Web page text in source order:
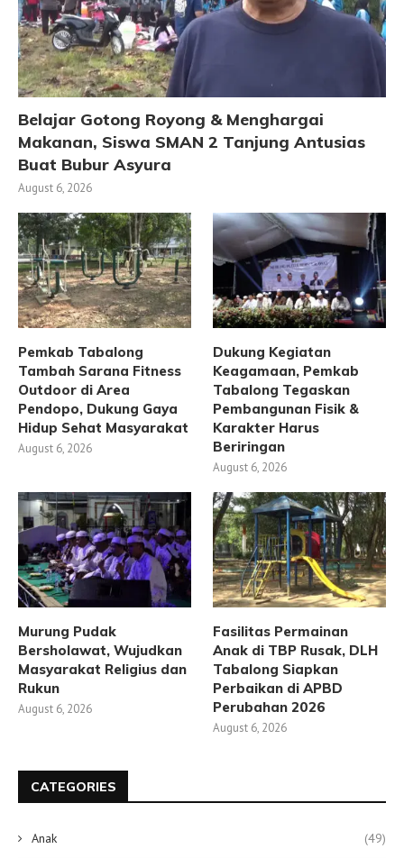
Belajar Gotong Royong & Menghargai
Makanan, Siswa SMAN 2 Tanjung Antusias
Buat Bubur Asyura
August 6, 2026
Pemkab Tabalong
Tambah Sarana Fitness
Outdoor di Area
Pendopo, Dukung Gaya
Hidup Sehat Masyarakat
August 6, 2026
Dukung Kegiatan
Keagamaan, Pemkab
Tabalong Tegaskan
Pembangunan Fisik &
Karakter Harus
Beriringan
August 6, 2026
Murung Pudak
Bersholawat, Wujudkan
Masyarakat Religius dan
Rukun
August 6, 2026
Fasilitas Permainan
Anak di TBP Rusak, DLH
Tabalong Siapkan
Perbaikan di APBD
Perubahan 2026
August 6, 2026
CATEGORIES
Anak (49)